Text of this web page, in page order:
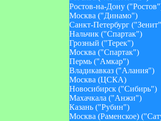
Ростов-на-Дону
Москва ("Динамо")
Санкт-Петербург
Нальчик ("Спартак")
Грозный ("Терек")
Москва ("Спартак")
Пермь ("Амкар")
Владикавказ ("Алания")
Москва (ЦСКА)
Новосибирск ("Сибирь")
Махачкала ("Анжи")
Казань ("Рубин")
Москва (Раменское)